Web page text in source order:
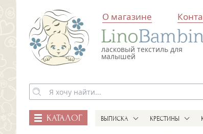
ласковый текстиль для
малышей
О магазине
КАТАЛОГ ВЫПИСКА КРЕСТИНЫ